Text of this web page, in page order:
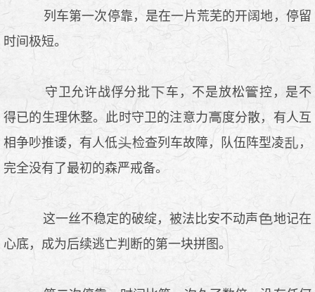
列车第一次停靠，是在一片荒芜的开阔地，停留
时间极短。
守卫允许战俘分批 车，不是放松
控，是不
得已的生理休整。此时守卫的注意力
度分散，有人互
相争吵推诿，有人低
检查列车故障，队伍阵型凌
，
完全没有了最初的森严戒备。
这一丝不稳定的破绽，被法比安不动声
地记在
心底，成为后续逃亡判断的第一块拼图。